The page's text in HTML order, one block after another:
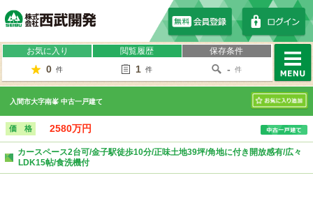
お気に入り
0 件
閲覧履歴
1 件
保存条件
- 件
MENU
入間市大字南峯 中古一戸建て
お気に入り
価 格 2580万円
カースペース2台可/金子駅徒歩10分/正味土地39坪/角地に付き開放感有/広々
LDK15帖/食洗機付